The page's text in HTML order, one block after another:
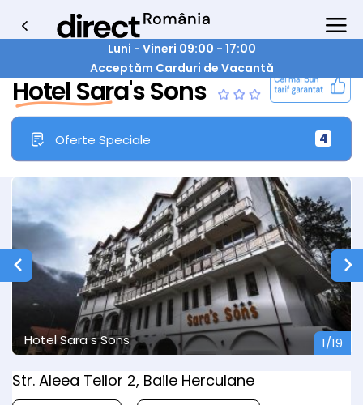
Luni - Vineri 09:00 - 17:00
Acceptăm Carduri de Vacantă
Hotel Sara's Sons
Oferte Speciale 4
Hotel Sara s Sons 2/19
Str. Aleea Teilor 2, Baile Herculane